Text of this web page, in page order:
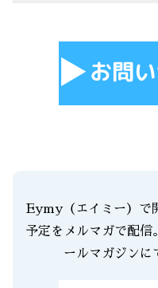
Eymy（エイミー）で
予定をメルマガで配信
ールマガジンに